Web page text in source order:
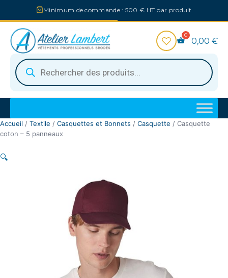
au
contenu
Minimum de commande : 500 € HT par produit
Recherche
de
produits
0,00 €
Accueil / Textile / Casquettes et Bonnets / Casquette / Casquette
coton – 5 panneaux
🔍